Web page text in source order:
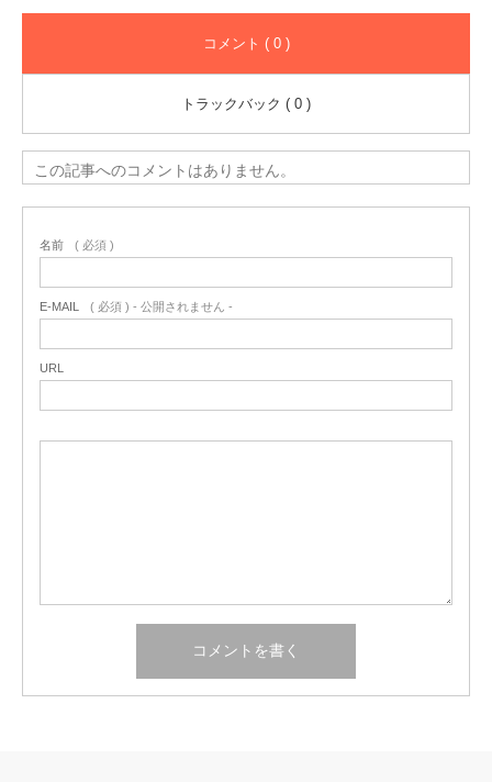
コメント ( 0 )
トラックバック ( 0 )
この記事へのコメントはありません。
名前 ( 必須 )
E-MAIL ( 必須 ) - 公開されません -
URL